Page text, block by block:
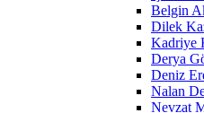
Belgin
Dilek
Kadriye
Derya
Deniz
Nalan
Nevzat